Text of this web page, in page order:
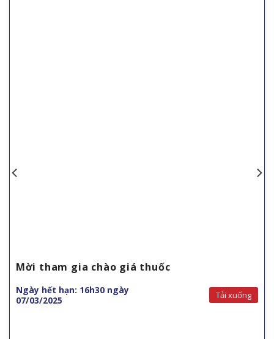
Mời tham gia chào giá thuốc
Ngày hết hạn: 16h30 ngày
07/03/2025
Tải xuống